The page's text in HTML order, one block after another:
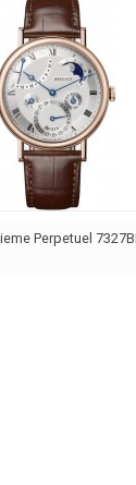
Perpetuel